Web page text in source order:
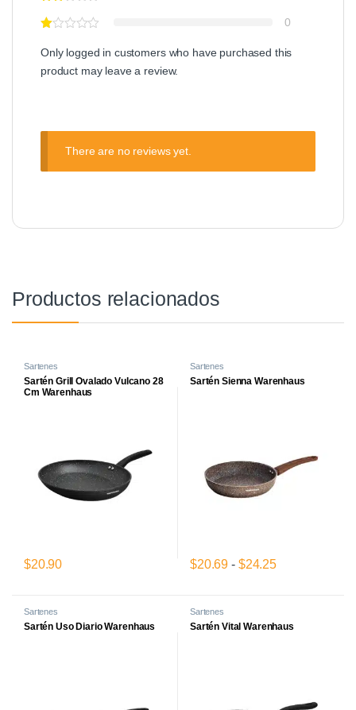
0
Only logged in customers who have purchased this
product may leave a review.
There are no reviews yet.
Productos relacionados
Sartenes
Sartén Grill Ovalado Vulcano 28
Cm Warenhaus
$20.90
Sartenes
Sartén Sienna Warenhaus
$20.69 - $24.25Rango de
Sartenes
Sartén Uso Diario Warenhaus
Sartenes
Sartén Vital Warenhaus